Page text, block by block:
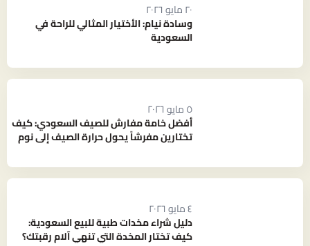
٢٠ مايو ٢٠٢٦
وسادة نيام: الأختيار المثالي للراحة في
السعودية
٥ مايو ٢٠٢٦
أفضل خامة مفارش للصيف السعودي: كيف
تختارين مفرشاً يحول حرارة الصيف إلى نوم
٤ مايو ٢٠٢٦
دليل شراء مخدات طبية للبيع السعودية:
كيف تختار المخدة التي تنهي آلام رقبتك؟